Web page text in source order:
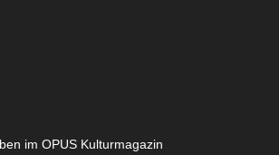
im OPUS Kulturmagazin